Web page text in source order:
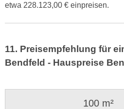
etwa 228.123,00 € einpreisen.
11. Preisempfehlung für
Bendfeld - Hauspreise
100 m²